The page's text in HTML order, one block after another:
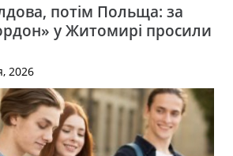
потім Польща: за
у Житомирі просили
2026